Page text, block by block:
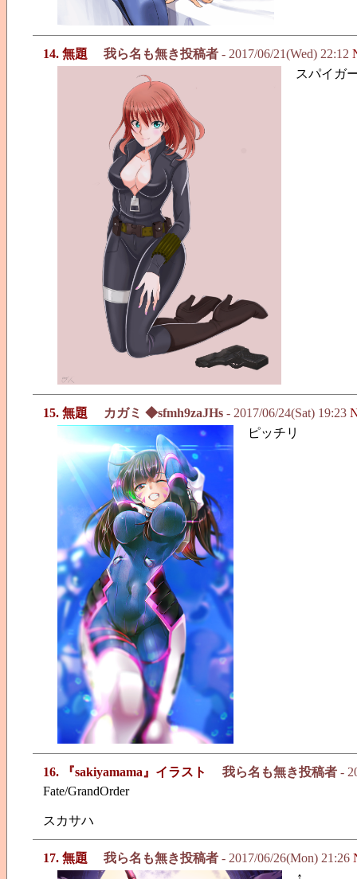
14. 無題 我ら名も無き投稿者 - 2017/06/21(Wed) 22:12
スパイガ
15. 無題 カガミ ◆sfmh9zaJHs - 2017/06/24(Sat) 19:23
ピッチリ
16. 『sakiyamama』イラスト 我ら名も無き投稿者 -
Fate/GrandOrder
スカサハ
17. 無題 我ら名も無き投稿者 - 2017/06/26(Mon) 21:26